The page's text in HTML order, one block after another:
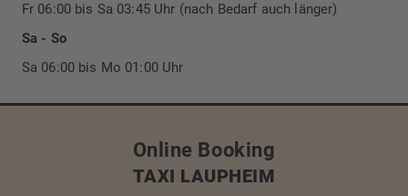
Fr 06:00 bis Sa 03:45 Uhr (nach Bedarf auch länger)
Sa - So
Sa 06:00 bis Mo 01:00 Uhr
Online Booking
TAXI LAUPHEIM